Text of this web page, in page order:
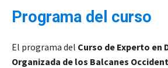
Programa del curso
El programa del Curso de Experto en
Organizada de los Balcanes